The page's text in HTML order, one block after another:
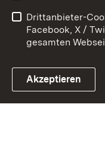
Link zum
Impressum
Drittanbieter-
Facebook, X /
gesamten
Akzeptieren